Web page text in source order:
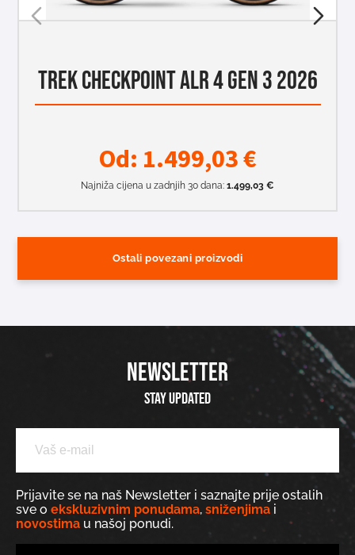
TREK CHECKPOINT ALR 4 GEN 3 2026
Od: 1.499,03€
Najniža cijena u zadnjih 30 dana: 1.499,03 €
Ostali povezani proizvodi
NEWSLETTER
Stay updated
Prijavite se na naš Newsletter i saznajte prije ostalih
sve o ekskluzivnim ponudama, sniženjima i
novostima u našoj ponudi.